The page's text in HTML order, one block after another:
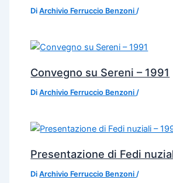
DiArchivio Ferruccio Benzoni/
Convegno su Sereni – 1991
DiArchivio Ferruccio Benzoni /
Presentazione di Fedi
DiArchivio Ferruccio Benzoni /